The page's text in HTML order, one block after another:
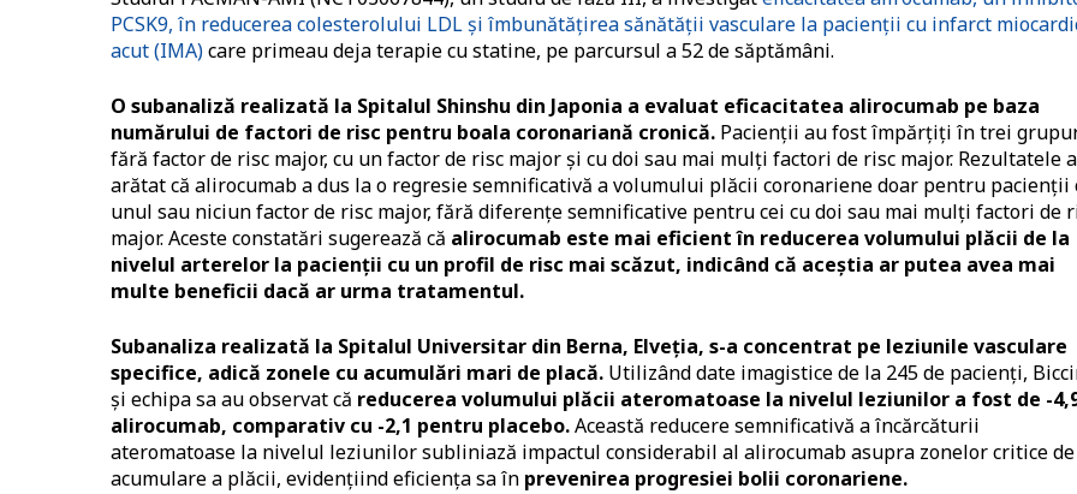
PCSK9, în reducerea colesterolului LDL și îmbunătățirea sănătății vasculare la pacienții cu infarct
acut (IMA)care primeau deja terapie cu statine, pe parcursul a 52 de săptămâni.
O subanaliză realizată la Spitalul Shinshu din Japonia a evaluat eficacitatea alirocumab pe baza
numărului de factori de risc pentru boala coronariană cronică. Pacienții au fost împărțiți în trei
fără factor de risc major, cu un factor de risc major și cu doi sau mai mulți factori de risc major. Rezultatele
arătat că alirocumab a dus la o regresie semnificativă a volumului plăcii coronariene doar pentru pacienții
unul sau niciun factor de risc major, fără diferențe semnificative pentru cei cu doi sau mai mulți factori de
major. Aceste constatări sugerează că alirocumab este mai eficient în reducerea volumului plăcii de la
nivelul arterelor la pacienții cu un profil de risc mai scăzut, indicând că aceștia ar putea avea mai
multe beneficii dacă ar urma tratamentul.
Subanaliza realizată la Spitalul Universitar din Berna, Elveția, s-a concentrat pe leziunile vasculare
specifice, adică zonele cu acumulări mari de placă. Utilizând date imagistice de la 245 de pacienți,
și echipa sa au observat că reducerea volumului plăcii ateromatoase la nivelul leziunilor a fost de -
alirocumab, comparativ cu -2,1 pentru placebo.Această reducere semnificativă a încărcăturii
ateromatoase la nivelul leziunilor subliniază impactul considerabil al alirocumab asupra zonelor critice de
acumulare a plăcii, evidențiind eficiența sa în prevenirea progresiei bolii coronariene.